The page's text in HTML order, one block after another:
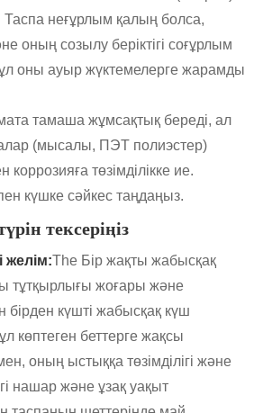
неғұрлым қалың болса,
оның созылу беріктігі соғұрлым
оны ауыр жүктемелерге жарамды
тамаша жұмсақтық береді, ал
(мысалы, ПЭТ полиэстер)
коррозияға төзімділікке ие.
күшке сәйкес таңдаңыз.
тексеріңіз
желім:The Бір жақты жабысқақ
тұтқырлығы жоғары және
бірден күшті жабысқақ күш
көптеген беттерге жақсы
оның ыстыққа төзімділігі және
нашар және ұзақ уақыт